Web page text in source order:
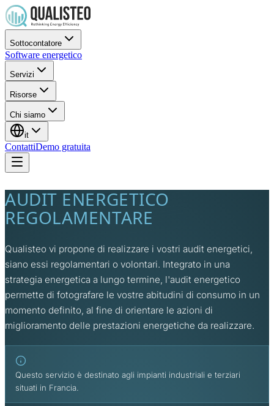
Sottocontatore
Software energetico
Servizi
Risorse
Chi siamo
it
ContattiDemo gratuita
AUDIT ENERGETICO
REGOLAMENTARE
Qualisteo vi propone di realizzare i vostri audit energetici,
siano essi regolamentari o volontari. Integrato in una
strategia energetica a lungo termine, l'audit energetico
permette di fotografare le vostre abitudini di consumo in un
momento definito, al fine di orientare le azioni di
miglioramento delle prestazioni energetiche da realizzare.
Questo servizio è destinato agli impianti industriali e terziari
situati in Francia.